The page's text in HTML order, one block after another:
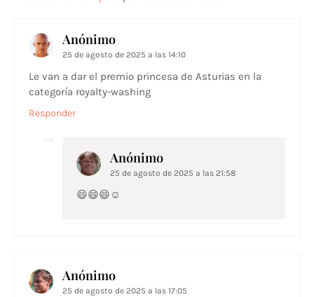
Anónimo
25 de agosto de 2025 a las 14:10
Le van a dar el premio princesa de Asturias en la
categoría royalty-washing
Responder
Anónimo
25 de agosto de 2025 a las 21:58
😄😄😄☺️
Anónimo
25 de agosto de 2025 a las 17:05